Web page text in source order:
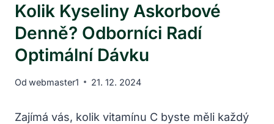
Kolik Kyseliny Askorbové
Denně? Odborníci Radí
Optimální Dávku
Od webmaster1 21. 12. 2024
Zajímá vás, kolik vitamínu C byste měli každý